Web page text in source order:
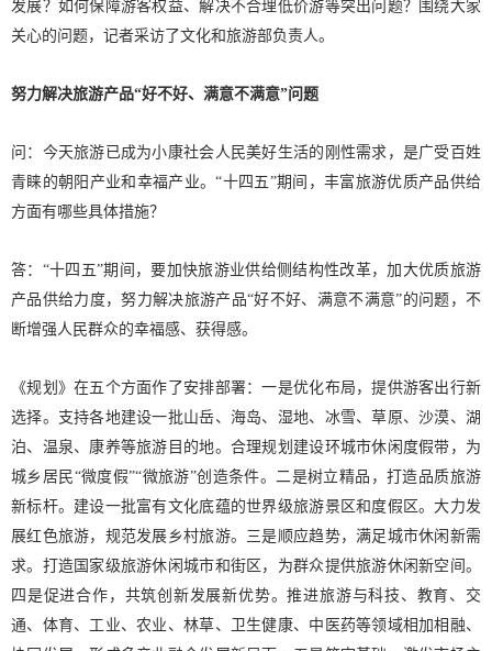
发展？如何保障游客权益、解决不合理低价游等突出问题？围绕大家
关心的问题，记者采访了文化和旅游部负责人。
努力解决旅游产品“好不好、满意不满意”问题
问：今天旅游已成为小康社会人民美好生活的刚性需求，是广受百姓
青睐的朝阳产业和幸福产业。“十四五”期间，丰富旅游优质产品供给
方面有哪些具体措施？
答：“十四五”期间，要加快旅游业供给侧结构性改革，加大优质旅游
产品供给力度，努力解决旅游产品“好不好、满意不满意”的问题，不
断增强人民群众的幸福感、获得感。
《规划》在五个方面作了安排部署：一是优化布局，提供游客出行新
选择。支持各地建设一批山岳、海岛、湿地、冰雪、草原、沙漠、湖
泊、温泉、康养等旅游目的地。合理规划建设环城市休闲度假带，为
城乡居民“微度假”“微旅游”创造条件。二是树立精品，打造品质旅游
新标杆。建设一批富有文化底蕴的世界级旅游景区和度假区。大力发
展红色旅游，规范发展乡村旅游。三是顺应趋势，满足城市休闲新需
求。打造国家级旅游休闲城市和街区，为群众提供旅游休闲新空间。
四是促进合作，共筑创新发展新优势。推进旅游与科技、教育、交
通、体育、工业、农业、林草、卫生健康、中医药等领域相加相融、